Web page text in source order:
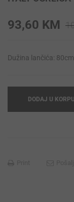
93,60 KM
Dužina lančića: 80cm
DODAJ U KORPU